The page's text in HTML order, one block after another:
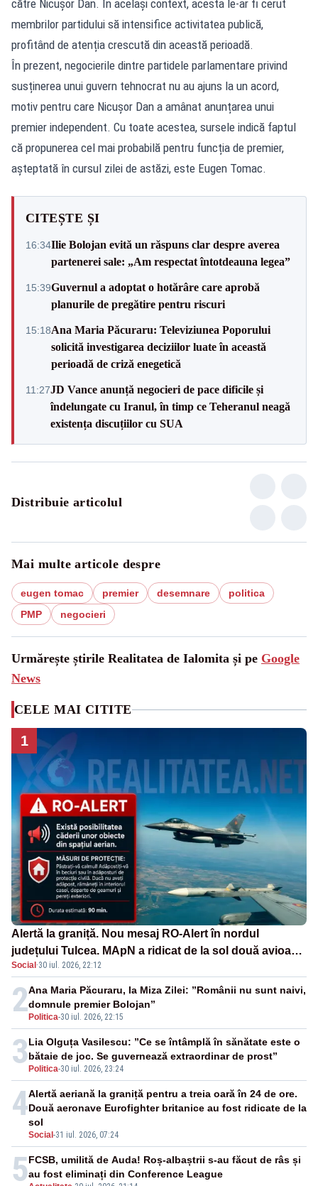
către Nicușor Dan. În același context, acesta le-ar fi cerut
membrilor partidului să intensifice activitatea publică,
profitând de atenția crescută din această perioadă.
În prezent, negocierile dintre partidele parlamentare privind
susținerea unui guvern tehnocrat nu au ajuns la un acord,
motiv pentru care Nicușor Dan a amânat anunțarea unui
premier independent. Cu toate acestea, sursele indică faptul
că propunerea cel mai probabilă pentru funcția de premier,
așteptată în cursul zilei de astăzi, este Eugen Tomac.
CITEȘTE ȘI
16:34Ilie Bolojan evită un răspuns clar despre averea
partenerei sale: „Am respectat întotdeauna legea”
15:39Guvernul a adoptat o hotărâre care aprobă
planurile de pregătire pentru riscuri
15:18Ana Maria Păcuraru: Televiziunea Poporului
solicită investigarea deciziilor luate în această
perioadă de criză enegetică
11:27JD Vance anunță negocieri de pace dificile și
îndelungate cu Iranul, în timp ce Teheranul neagă
existența discuțiilor cu SUA
Distribuie articolul
Mai multe articole despre
eugen tomac premier desemnare
politica
PMP
negocieri
Urmărește știrile Realitatea de Ialomita și pe Google
News
CELE MAI CITITE
1
Alertă la graniță. Nou mesaj RO-Alert în nordul
județului Tulcea. MApN a ridicat de la sol două avioane
F-16
Social·30 iul. 2026, 22:12
2Politica-30 iul. 2026, 22:15
Ana Maria Păcuraru, la Miza Zilei: ”Românii nu sunt naivi,
domnule premier Bolojan”
3Politica-30 iul. 2026, 23:24
Lia Olguța Vasilescu: ”Ce se întâmplă în sănătate este o
bătaie de joc. Se guvernează extraordinar de prost”
4
Social-31 iul. 2026, 07:24
Alertă aeriană la graniță pentru a treia oară în 24 de ore.
Două aeronave Eurofighter britanice au fost ridicate de la
sol
5FCSB, umilită de Auda! Roș-albaștrii s-au făcut de râs și
au fost eliminați din Conference League